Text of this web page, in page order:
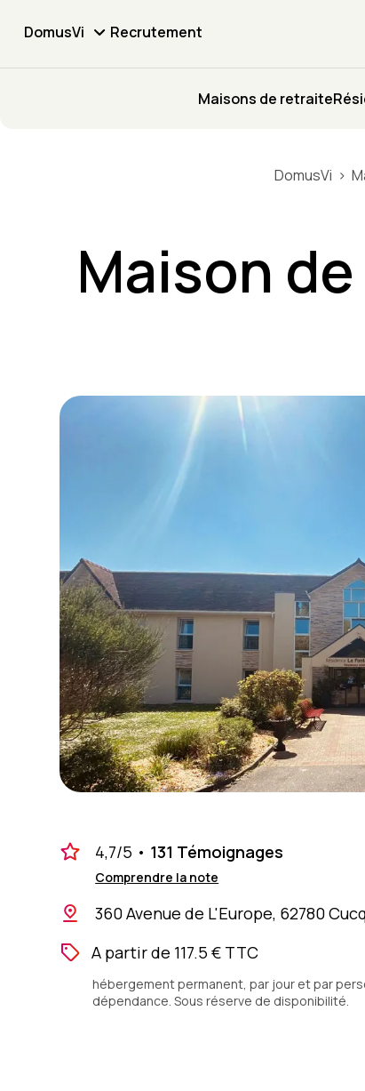
DomusVi Recrutement
Maisons de retraite
DomusVi
Maison
4,7/5 • 131 Témoignages
Comprendre la note
360 Avenue de L'Europe, 62780
A partir de 117.5 € TTC
hébergement permanent, par jour et par
dépendance. Sous réserve de disponibilité.